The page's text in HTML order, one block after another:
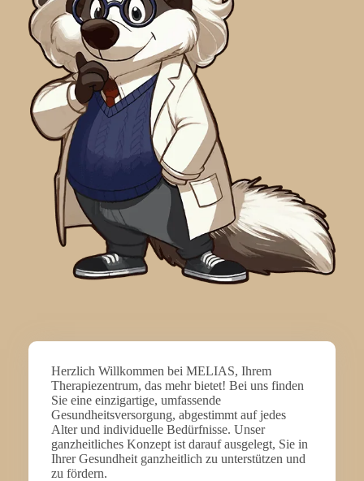
Herzlich Willkommen bei MELIAS, Ihrem
Therapiezentrum, das mehr bietet! Bei uns finden
Sie eine einzigartige, umfassende
Gesundheitsversorgung, abgestimmt auf jedes
Alter und individuelle Bedürfnisse. Unser
ganzheitliches Konzept ist darauf ausgelegt, Sie in
Ihrer Gesundheit ganzheitlich zu unterstützen und
zu fördern.